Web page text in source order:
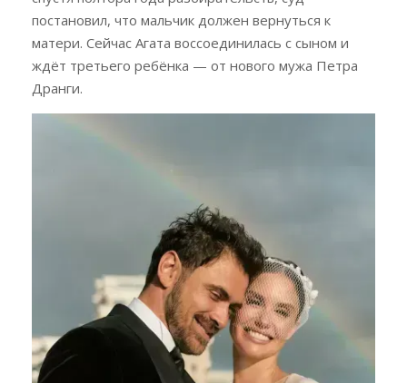
постановил, что мальчик должен вернуться к
матери. Сейчас Агата воссоединилась с сыном и
ждёт третьего ребёнка — от нового мужа Петра
Дранги.